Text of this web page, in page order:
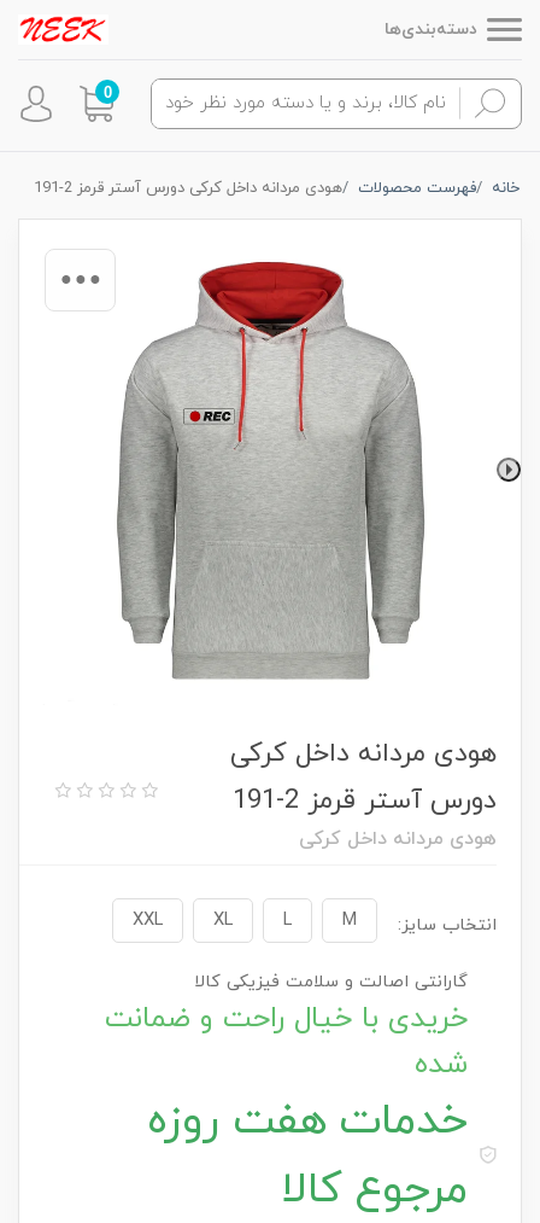
دسته‌بندی‌ها
0
خانه فهرست محصولات هودی مردانه داخل کرکی دورس آستر قرمز 2-191
هودی مردانه داخل کرکی
دورس آستر قرمز 2-191
هودی مردانه داخل کرکی
انتخاب سایز: M
L
XL
XXL
گارانتی اصالت و سلامت فیزیکی کالا
خریدی با خیال راحت و ضمانت
شده
خدمات هفت روزه
مرجوع کالا